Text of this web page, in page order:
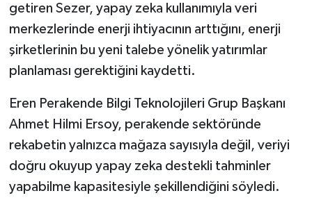
getiren Sezer, yapay zeka kullanımıyla veri
merkezlerinde enerji ihtiyacının arttığını, enerji
şirketlerinin bu yeni talebe yönelik yatırımlar
planlaması gerektiğini kaydetti.
Eren Perakende Bilgi Teknolojileri Grup Başkanı
Ahmet Hilmi Ersoy, perakende sektöründe
rekabetin yalnızca mağaza sayısıyla değil, veriyi
doğru okuyup yapay zeka destekli tahminler
yapabilme kapasitesiyle şekillendiğini söyledi.